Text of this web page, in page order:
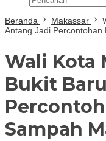
Beranda Makassar
Antang Jadi
Wali Kota
Bukit
Sampah